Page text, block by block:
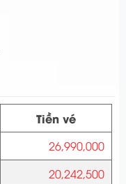
Tiền vé
26,990,000
20,242,500